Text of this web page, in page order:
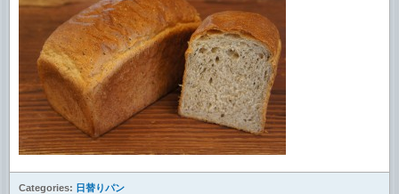
Categories: 日替りパン